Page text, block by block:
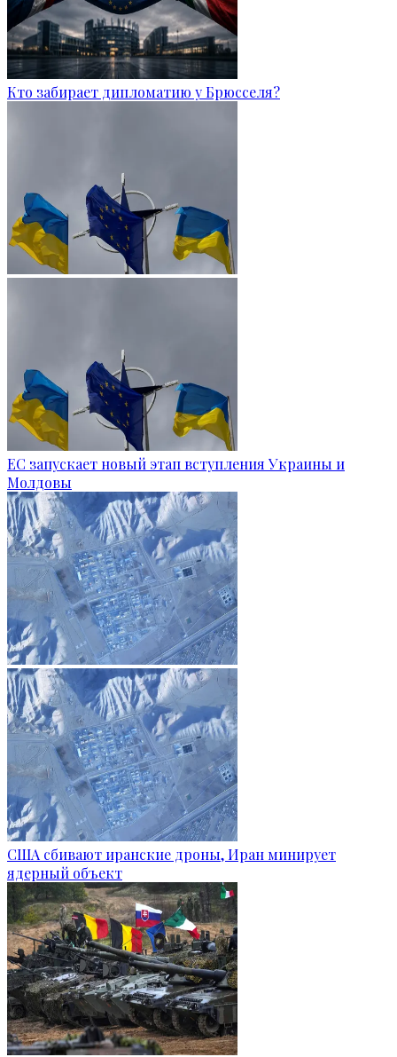
Кто забирает дипломатию у Брюсселя?
ЕС запускает новый этап вступления Украины и
Молдовы
США сбивают иранские дроны, Иран минирует
ядерный объект